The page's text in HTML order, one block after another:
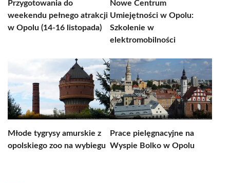
Przygotowania do
weekendu pełnego atrakcji
w Opolu (14-16 listopada)
Nowe Centrum
Umiejętności w Opolu:
Szkolenie w
elektromobilności
Młode tygrysy amurskie z
opolskiego zoo na wybiegu
Prace pielęgnacyjne na
Wyspie Bolko w Opolu